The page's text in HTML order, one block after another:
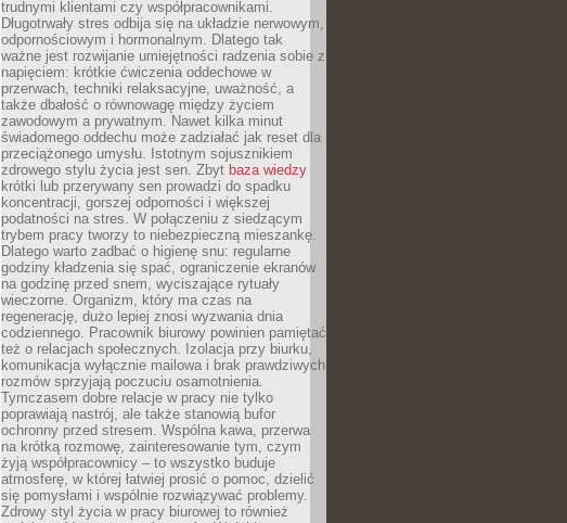
trudnymi klientami czy współpracownikami.
Długotrwały stres odbija się na układzie nerwowym,
odpornościowym i hormonalnym. Dlatego tak
ważne jest rozwijanie umiejętności radzenia sobie z
napięciem: krótkie ćwiczenia oddechowe w
przerwach, techniki relaksacyjne, uważność, a
także dbałość o równowagę między życiem
zawodowym a prywatnym. Nawet kilka minut
świadomego oddechu może zadziałać jak reset dla
przeciążonego umysłu. Istotnym sojusznikiem
zdrowego stylu życia jest sen. Zbyt baza wiedzy
krótki lub przerywany sen prowadzi do spadku
koncentracji, gorszej odporności i większej
podatności na stres. W połączeniu z siedzącym
trybem pracy tworzy to niebezpieczną mieszankę.
Dlatego warto zadbać o higienę snu: regularne
godziny kładzenia się spać, ograniczenie ekranów
na godzinę przed snem, wyciszające rytuały
wieczorne. Organizm, który ma czas na
regenerację, dużo lepiej znosi wyzwania dnia
codziennego. Pracownik biurowy powinien pamiętać
też o relacjach społecznych. Izolacja przy biurku,
komunikacja wyłącznie mailowa i brak prawdziwych
rozmów sprzyjają poczuciu osamotnienia.
Tymczasem dobre relacje w pracy nie tylko
poprawiają nastrój, ale także stanowią bufor
ochronny przed stresem. Wspólna kawa, przerwa
na krótką rozmowę, zainteresowanie tym, czym
żyją współpracownicy – to wszystko buduje
atmosferę, w której łatwiej prosić o pomoc, dzielić
się pomysłami i wspólnie rozwiązywać problemy.
Zdrowy styl życia w pracy biurowej to również